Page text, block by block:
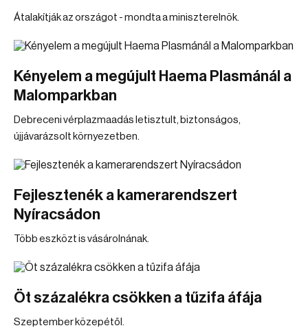
Átalakítják az országot - mondta a miniszterelnök.
Kényelem a megújult Haema Plasmánál a
Malomparkban
Debreceni vérplazmaadás letisztult, biztonságos,
újjávarázsolt környezetben.
Fejlesztenék a kamerarendszert
Nyíracsádon
Több eszközt is vásárolnának.
Öt százalékra csökken a tűzifa áfája
Szeptember közepétől.